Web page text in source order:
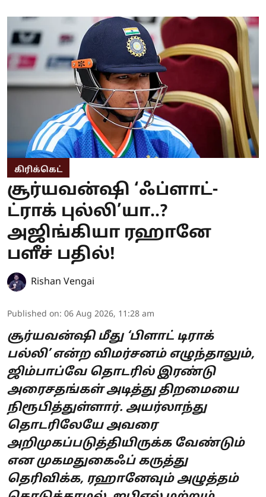
கிரிக்கெட்
சூர்யவன்ஷி ‘ஃப்ளாட்-
ட்ராக் புல்லி’யா..?
அஜிங்கியா ரஹானே
பளீச் பதில்!
Rishan Vengai
Published on: 06 Aug 2026, 11:28 am
சூர்யவன்ஷி மீது ‘பிளாட் டிராக்
பல்லி’ என்ற விமர்சனம் எழுந்தாலும்,
ஜிம்பாப்வே தொடரில் இரண்டு
அரைசதங்கள் அடித்து திறமையை
நிரூபித்துள்ளார். அயர்லாந்து
தொடரிலேயே அவரை
அறிமுகப்படுத்தியிருக்க வேண்டும்
என முகமதுகைஃப் கருத்து
தெரிவிக்க, ரஹானேவும் அழுத்தம்